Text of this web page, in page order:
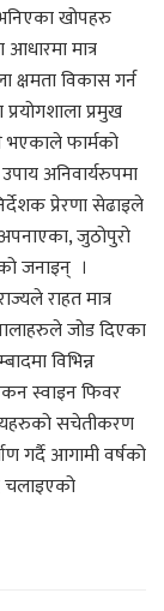
खोपहरु
मात्र
क्षमता विकास गर्न
प्रमुख
फार्मको
अनिवार्यरुपमा
प्रेरणा सेढाइले
जुठोपुरो
जनाइन् ।
राहत मात्र
जोड दिएका
विभिन्न
स्वाइन फिवर
सचेतीकरण
गर्दै आगामी वर्षको
चलाइएको